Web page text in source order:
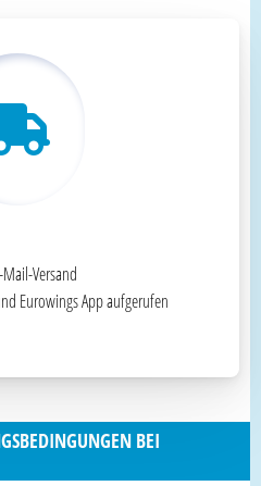
Versand
Eurowings App aufgerufen
BEI